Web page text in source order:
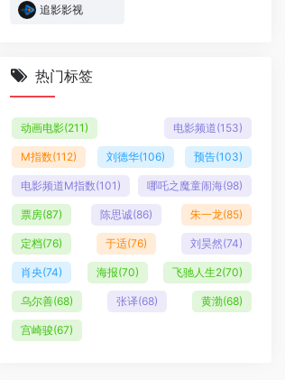
追影影视
热门标签
动画电影(211) 电影频道(153)
M指数(112) 刘德华(106) 预告(103)
电影频道M指数(101) 哪吒之魔童闹海(98)
票房(87) 陈思诚(86) 朱一龙(85)
定档(76) 于适(76) 刘昊然(74)
肖央(74) 海报(70) 飞驰人生2(70)
乌尔善(68) 张译(68) 黄渤(68)
宫崎骏(67)